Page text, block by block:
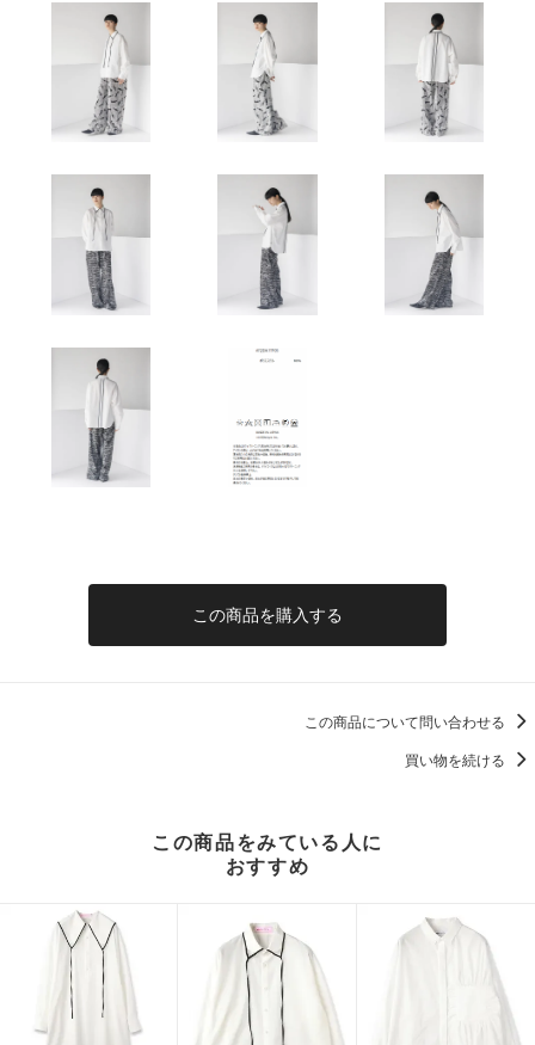
この商品を購入する
この商品について問い合わせる
買い物を続ける
この商品をみている人に
おすすめ